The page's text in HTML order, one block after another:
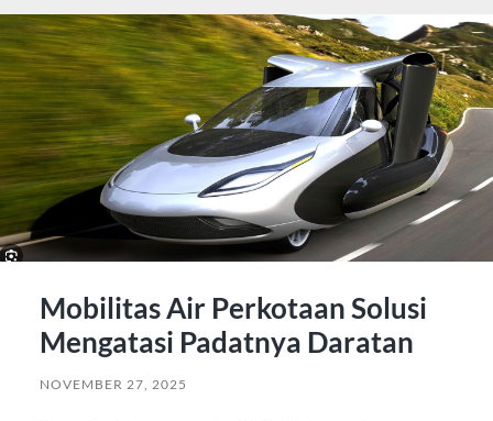
Mobilitas Air Perkotaan Solusi
Mengatasi Padatnya Daratan
NOVEMBER 27, 2025